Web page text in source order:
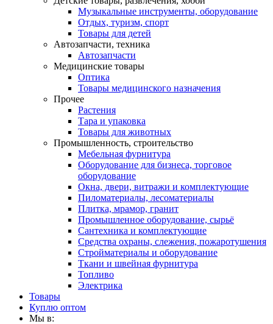
Музыкальные инструменты, оборудование
Отдых, туризм, спорт
Товары для детей
Автозапчасти, техника
Автозапчасти
Медицинские товары
Оптика
Товары медицинского назначения
Прочее
Растения
Тара и упаковка
Товары для животных
Промышленность, строительство
Мебельная фурнитура
Оборудование для бизнеса, торговое
оборудование
Окна, двери, витражи и комплектующие
Пиломатериалы, лесоматериалы
Плитка, мрамор, гранит
Промышленное оборудование, сырьё
Сантехника и комплектующие
Средства охраны, слежения, пожаротушения
Стройматериалы и оборудование
Ткани и швейная фурнитура
Топливо
Электрика
Товары
Куплю оптом
Мы в: